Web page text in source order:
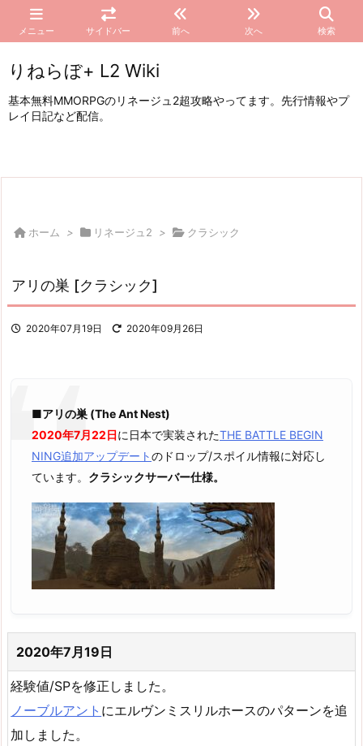
メニュー サイドバー 前へ 次へ 検索
りねらぼ+ L2 Wiki
基本無料MMORPGのリネージュ2超攻略やってます。先行情報やプ
レイ日記など配信。
ホーム > リネージュ2 > クラシック
アリの巣 [クラシック]
2020年07月19日 2020年09月26日
■アリの巣 (The Ant Nest)
2020年7月22日に日本で実装されたTHE BATTLE BEGIN
NING追加アップデートのドロップ/スポイル情報に対応し
ています。 クラシックサーバー仕様。
2020年7月19日
経験値/SPを修正しました。
ノーブルアント にエルヴンミスリルホースのパターンを追
加しました。